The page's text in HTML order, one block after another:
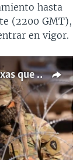
hasta
(2200 GMT),
en vigor.
La Corte Suprema congela ley de Texas que permite a la policía arrestar a inmigrantes